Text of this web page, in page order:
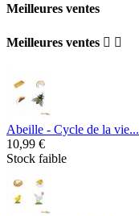
Meilleures ventes
Meilleures ventes  
Abeille - Cycle de la vie...
10,99 €
Stock faible